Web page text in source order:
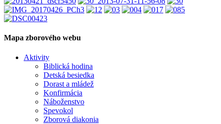
Mapa zborového webu
Aktivity
Biblická hodina
Detská besiedka
Dorast a mládež
Konfirmácia
Náboženstvo
Spevokol
Zborová diakonia